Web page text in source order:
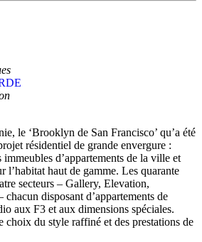
le ‘Brooklyn de San Francisco’ qu’a été
résidentiel de grande envergure :
d’appartements de la ville et
l’habitat haut de gamme. Les quarante
secteurs – Gallery, Elevation,
disposant d’appartements de
aux F3 et aux dimensions spéciales.
choix du style raffiné et des prestations de